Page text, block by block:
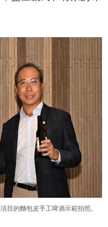
目的麵包皮手工啤酒示範拍照。